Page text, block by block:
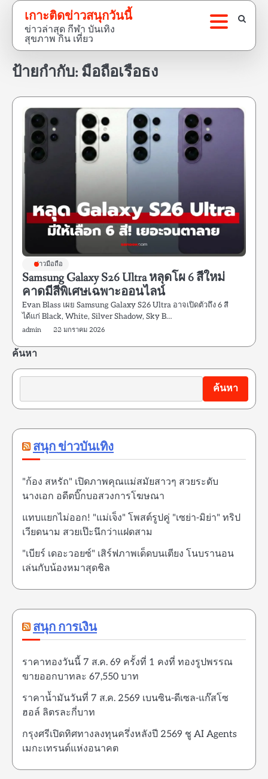
Skip
content
เกาะติดข่าวสนุกวันนี้
ข่าวล่าสุด กีฬา บันเทิง
สุขภาพ กิน เที่ยว
ป้ายกำกับ: มือถือเรือธง
ข่าวมือถือ
Samsung Galaxy S26 Ultra หลุดโผ 6 สีใหม่
คาดมีสีพิเศษเฉพาะออนไลน์
Evan Blass เผย Samsung Galaxy S26 Ultra อาจเปิดตัวถึง 6 สี
ได้แก่ Black, White, Silver Shadow, Sky B…
admin 22 มกราคม 2026
ค้นหา
ค้นหา
สนุก ข่าวบันเทิง
"ก้อง สหรัถ" เปิดภาพคุณแม่สมัยสาวๆ สวยระดับ
นางเอก อดีตบิ๊กบอสวงการโฆษณา
แทบแยกไม่ออก! "แม่เจ็ง" โพสต์รูปคู่ "เซย่า-มิย่า" ทริป
เวียดนาม สวยเป๊ะนึกว่าแฝดสาม
"เบียร์ เดอะวอยซ์" เสิร์ฟภาพเด็ดบนเตียง โนบรานอน
เล่นกับน้องหมาสุดชิล
สนุก การเงิน
ราคาทองวันนี้ 7 ส.ค. 69 ครั้งที่ 1 คงที่ ทองรูปพรรณ
ขายออกบาทละ 67,550 บาท
ราคาน้ำมันวันที่ 7 ส.ค. 2569 เบนซิน-ดีเซล-แก๊สโซ
ฮอล์ ลิตรละกี่บาท
กรุงศรีเปิดทิศทางลงทุนครึ่งหลังปี 2569 ชู AI Agents
เมกะเทรนด์แห่งอนาคต